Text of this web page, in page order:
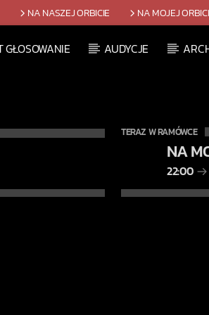
NA NASZEJ ORBICIE NA MOJEJ
GŁOSOWANIE AUDYCJE
TERAZ W RAMÓWCE
NA
22:00